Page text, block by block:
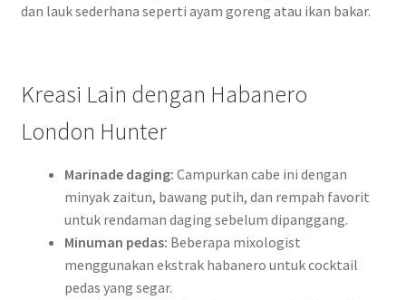
dan lauk sederhana seperti ayam goreng atau ikan bakar.
Kreasi Lain dengan Habanero
London Hunter
Marinade daging: Campurkan cabe ini dengan
minyak zaitun, bawang putih, dan rempah favorit
untuk rendaman daging sebelum dipanggang.
Minuman pedas: Beberapa mixologist
menggunakan ekstrak habanero untuk cocktail
pedas yang segar.